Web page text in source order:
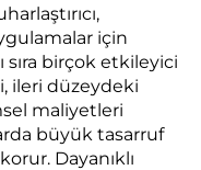
Atık Su Tedariği
Makinesi
için
sıra birçok etkileyici
ileri düzeydeki
maliyetleri
büyük tasarruf
Dayanıklı